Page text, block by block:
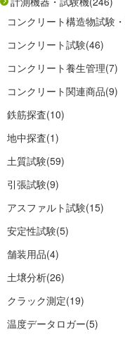
コンクリート構造物試験
コンクリート試験(46)
コンクリート養生管理(7)
コンクリート関連商品(9)
鉄筋探査(10)
地中探査(1)
土質試験(59)
引張試験(9)
アスファルト試験(15)
安定性試験(5)
舗装用品(4)
土壌分析(26)
クラック測定(19)
温度データロガー(5)